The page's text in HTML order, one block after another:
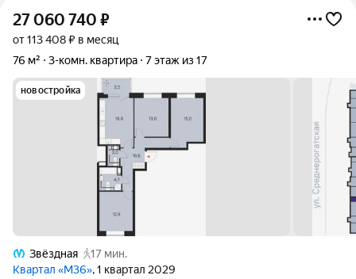
27 060 740 ₽
от 113 408 ₽ в месяц
76 м²
3-комн. квартира 7 этаж из 17
новостройка
Звёздная
17 мин.
Квартал «М36», 1 квартал 2029